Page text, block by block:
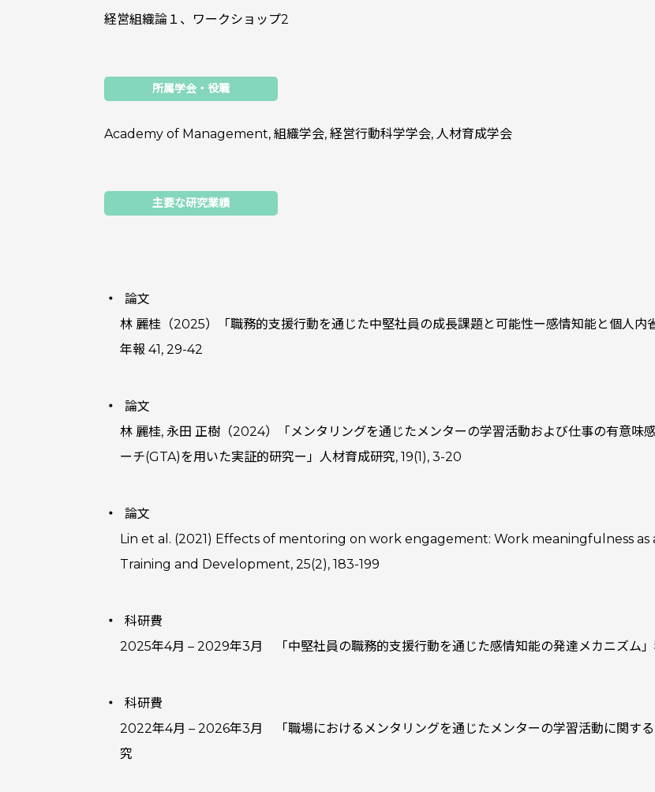
経営組織論１、ワークショップ2
所属学会・役職
Academy of Management, 組織学会, 経営行動科学学会, 人材育成学会
主要な研究業績
論文
林 麗桂（2025）「職務的支援行動を通じた中堅社員の成長課題と可能性ー感情知能と個人内
年報 41, 29-42
論文
林 麗桂, 永田 正樹（2024）「メンタリングを通じたメンターの学習活動および仕事の有意味
ーチ(GTA)を用いた実証的研究ー」人材育成研究, 19(1), 3-20
論文
Lin et al. (2021) Effects of mentoring on work engagement: Work meaningfulness
Training and Development, 25(2), 183-199
科研費
2025年4月 – 2029年3月 「中堅社員の職務的支援行動を通じた感情知能の発達メカニズム
科研費
2022年4月 – 2026年3月 「職場におけるメンタリングを通じたメンターの学習活動に関す
究